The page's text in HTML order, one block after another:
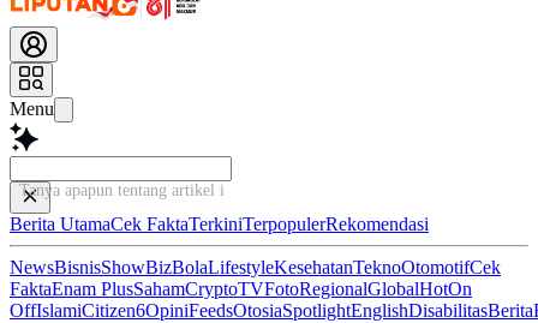
Menu
Tanya apapun tentang artikel ini...
Berita UtamaCek FaktaTerkiniTerpopulerRekomendasi
NewsBisnisShowBizBolaLifestyleKesehatanTeknoOtomotifCek
FaktaEnam PlusSahamCryptoTVFotoRegionalGlobalHotOn
OffIslamiCitizen6OpiniFeedsOtosiaSpotlightEnglishDisabilitasBerita